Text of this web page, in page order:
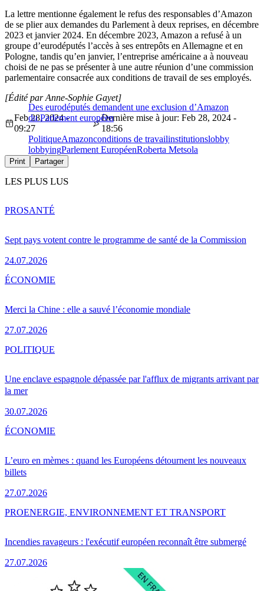
La lettre mentionne également le refus des responsables d’Amazon
de se plier aux demandes du Parlement à deux reprises, en décembre
2023 et janvier 2024. En décembre 2023, Amazon a refusé à un
groupe d’eurodéputés l’accès à ses entrepôts en Allemagne et en
Pologne, tandis qu’en janvier, l’entreprise américaine a à nouveau
choisi de ne pas se présenter à une autre réunion d’une commission
parlementaire consacrée aux conditions de travail de ses employés.
Des eurodéputés demandent une exclusion d’Amazon
du Parlement européen
[Édité par Anne-Sophie Gayet]
Feb 28, 2024 -
09:27
Dernière mise à jour: Feb 28, 2024 -
18:56
PolitiqueAmazonconditions de travailinstitutionslobby
lobbyingParlement EuropéenRoberta Metsola
Print Partager
LES PLUS LUS
Sept pays votent contre le programme de santé de la Commission
24.07.2026
PROSANTÉ
Merci la Chine : elle a sauvé l’économie mondiale
27.07.2026
ÉCONOMIE
Une enclave espagnole dépassée par l'afflux de migrants arrivant par
la mer
30.07.2026
POLITIQUE
L’euro en mèmes : quand les Européens détournent les nouveaux
billets
27.07.2026
ÉCONOMIE
Incendies ravageurs : l'exécutif européen reconnaît être submergé
27.07.2026
PROENERGIE, ENVIRONNEMENT ET TRANSPORT